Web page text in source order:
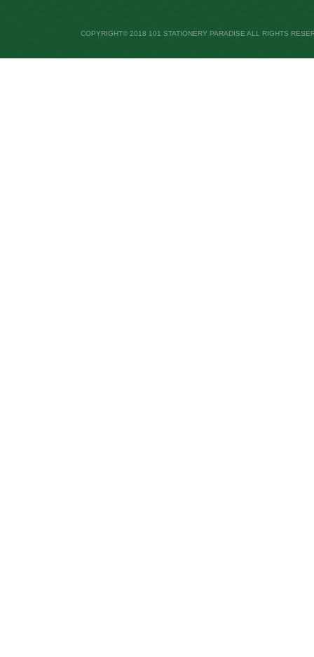
COPYRIGHT© 2018 101 STATIONERY PARADISE ALL RIGHTS